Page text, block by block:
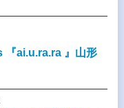
『ai.u.ra.ra 』山形